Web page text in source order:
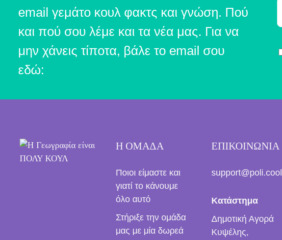
email γεμάτο κουλ φακτς και γνώση. Πού
και πού σου λέμε και τα νέα μας. Για να
μην χάνεις τίποτα, βάλε το email σου
εδώ:
E
i
π
ο
Ό
ω
Η ΟΜΑΔΑ
Ποιοι είμαστε και
γιατί το κάνουμε
όλο αυτό
Στήριξε την ομάδα
μας με μία δωρεά
ΕΠΙΚΟΙΝΩΝΙΑ
support@poli.cool
Κατάστημα
Δημοτική Αγορά
Κυψέλης,